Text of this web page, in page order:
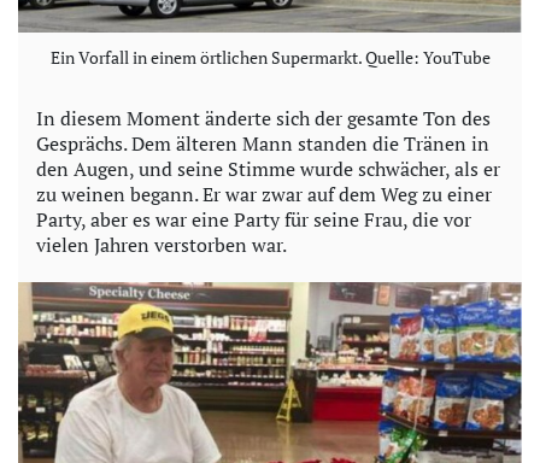
Ein Vorfall in einem örtlichen Supermarkt. Quelle: YouTube
In diesem Moment änderte sich der gesamte Ton des
Gesprächs. Dem älteren Mann standen die Tränen in
den Augen, und seine Stimme wurde schwächer, als er
zu weinen begann. Er war zwar auf dem Weg zu einer
Party, aber es war eine Party für seine Frau, die vor
vielen Jahren verstorben war.